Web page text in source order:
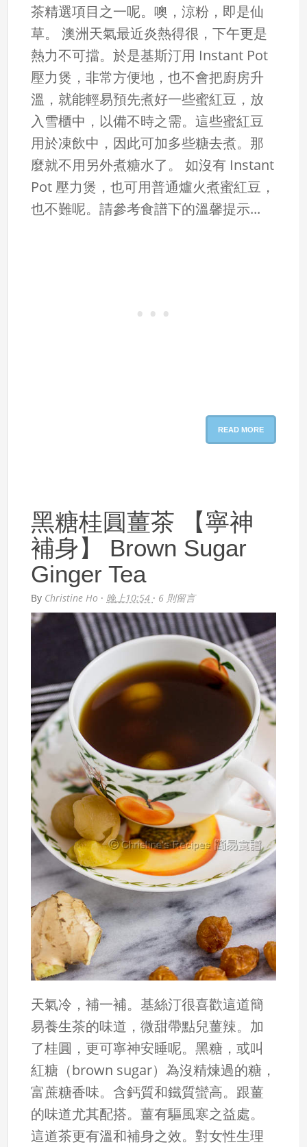
茶精選項目之一呢。噢，涼粉，即是仙
草。 澳洲天氣最近炎熱得很，下午更是
熱力不可擋。於是基斯汀用 Instant Pot
壓力煲，非常方便地，也不會把廚房升
溫，就能輕易預先煮好一些蜜紅豆，放
入雪櫃中，以備不時之需。這些蜜紅豆
用於凍飲中，因此可加多些糖去煮。那
麼就不用另外煮糖水了。 如沒有 Instant
Pot 壓力煲，也可用普通爐火煮蜜紅豆，
也不難呢。請參考食譜下的溫馨提示...
READ MORE
黑糖桂圓薑茶 【寧神
補身】 Brown Sugar
Ginger Tea
By Christine Ho · 晚上10:54 · 6 則留言
天氣冷，補一補。基絲汀很喜歡這道簡
易養生茶的味道，微甜帶點兒薑辣。加
了桂圓，更可寧神安睡呢。黑糖，或叫
紅糖（brown sugar）為沒精煉過的糖，
富蔗糖香味。含鈣質和鐵質蠻高。跟薑
的味道尤其配搭。薑有驅風寒之益處。
這道茶更有溫和補身之效。對女性生理